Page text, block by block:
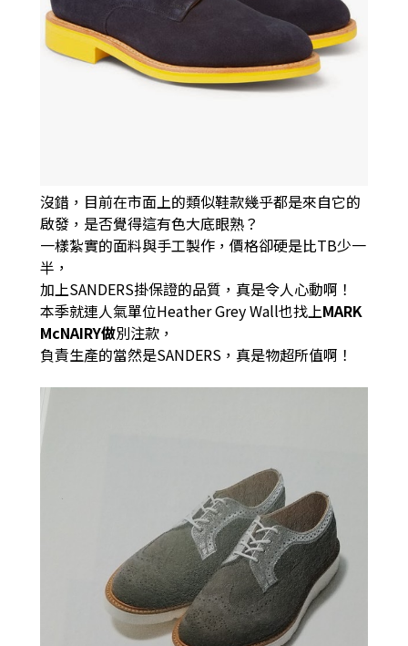
沒錯，目前在市面上的類似鞋款幾乎都是來自它的
啟發， 是否覺得這有色大底眼熟？
一樣紮實的面料與手工製作，價格卻硬是比TB少一
半，
加上SANDERS掛保證的品質，真是令人心動啊！
本季就連人氣單位Heather Grey Wall也找上MARK
McNAIRY做別注款，
負責生產的當然是SANDERS，真是物超所值啊！